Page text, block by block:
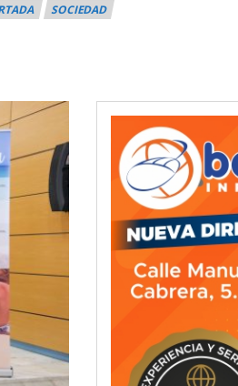
SOCIEDAD